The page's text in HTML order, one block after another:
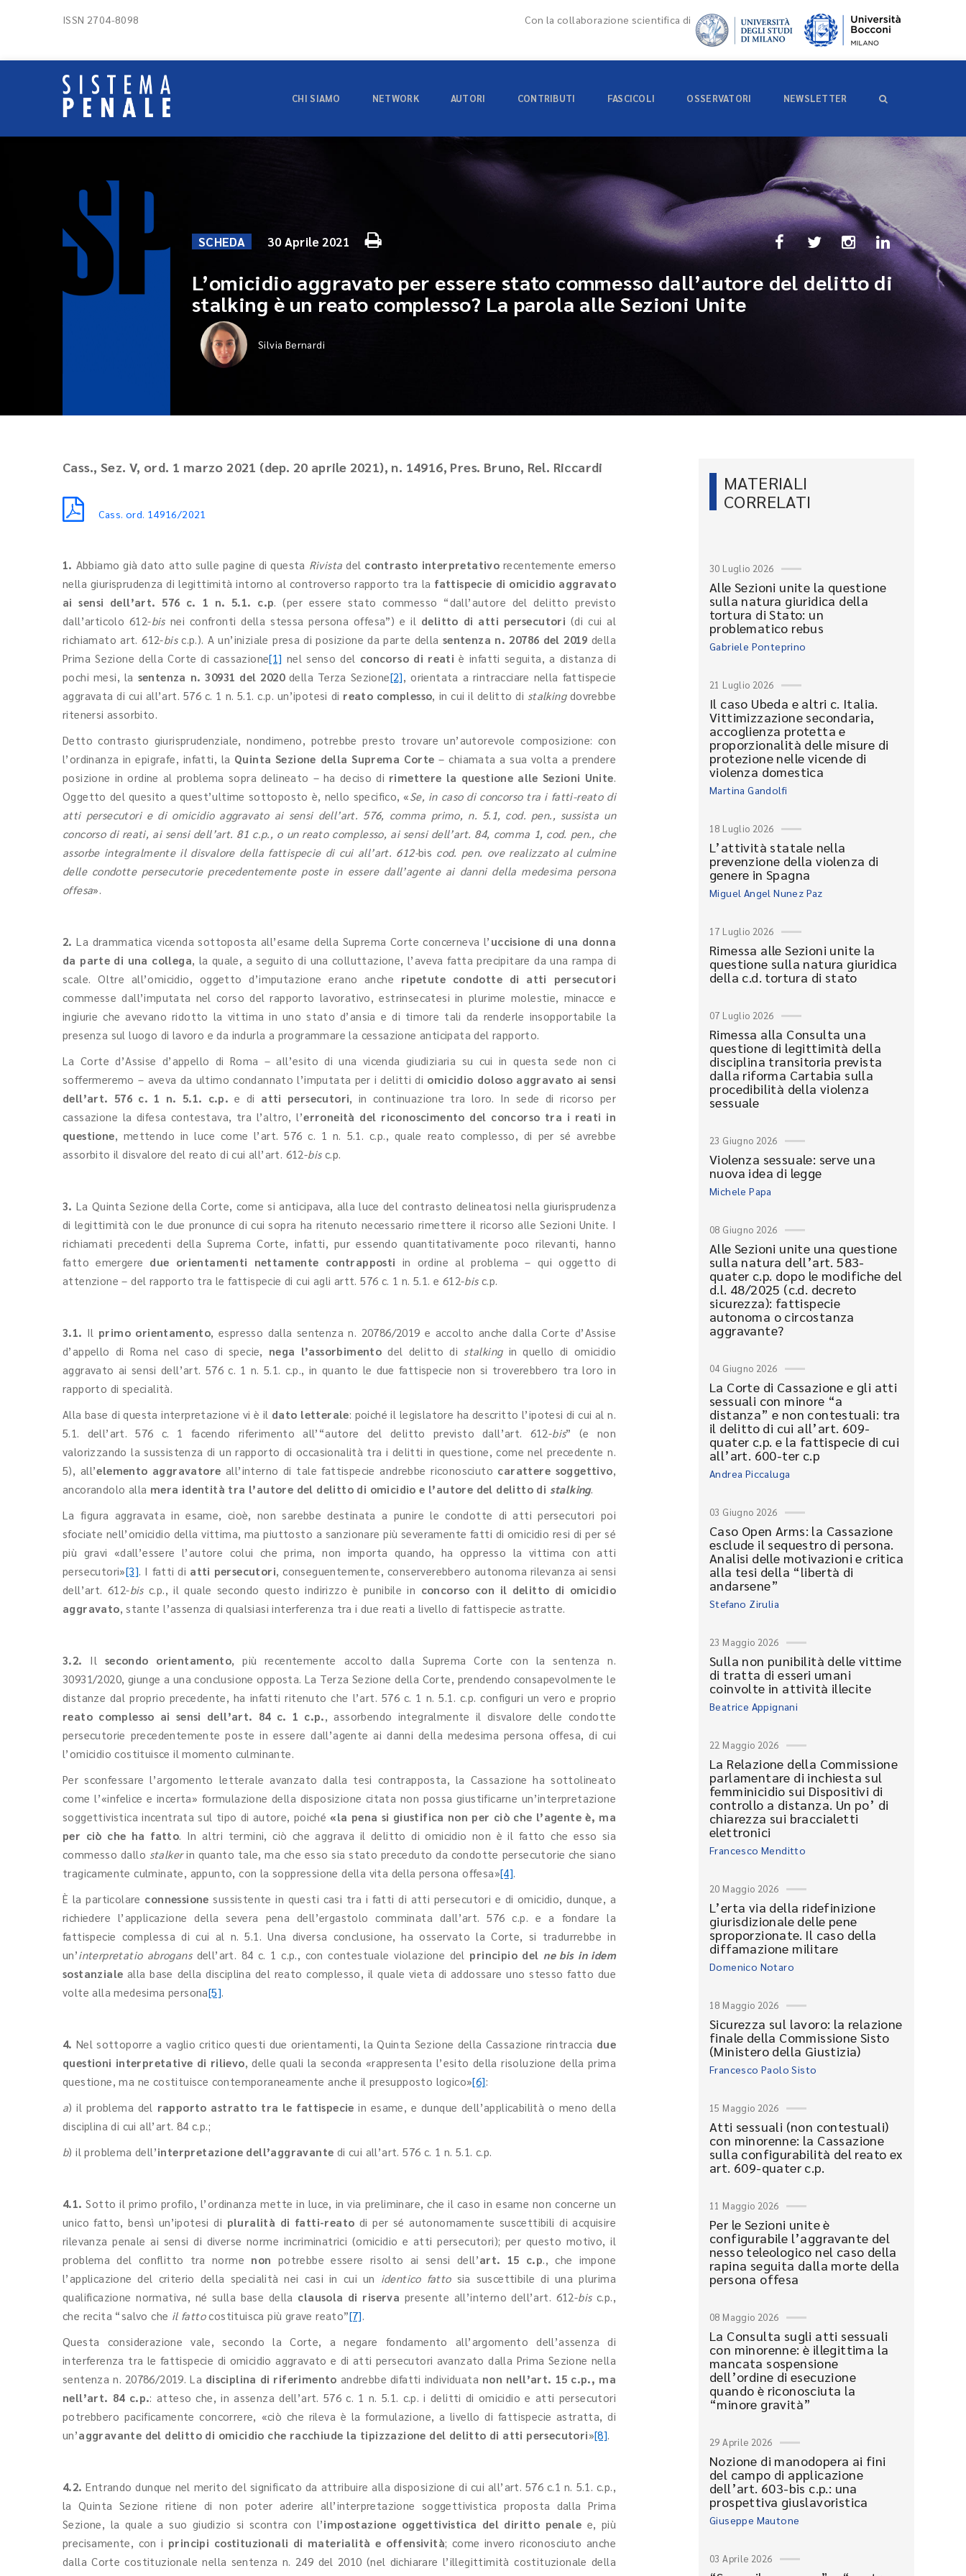
ISSN 2704-8098 Con la collaborazione scientifica di
CHI SIAMO NETWORK AUTORI CONTRIBUTI FASCICOLI OSSERVATORI NEWSLETTER
SCHEDA 30 Aprile 2021
L’omicidio aggravato per essere stato commesso dall’autore del delitto di
stalking è un reato complesso? La parola alle Sezioni Unite
Silvia Bernardi
Cass., Sez. V, ord. 1 marzo 2021 (dep. 20 aprile 2021), n. 14916, Pres. Bruno, Rel. Riccardi
Cass. ord. 14916/2021
1. Abbiamo già dato atto sulle pagine di questa Rivista del contrasto interpretativorecentemente emerso
nella giurisprudenza di legittimità intorno al controverso rapporto tra la fattispecie di omicidio aggravato
ai sensi dell’art. 576 c. 1 n. 5.1. c.p. (per essere stato commesso “dall’autore del delitto previsto
dall’articolo 612-bisnei confronti della stessa persona offesa”) e il delitto di atti persecutori (di cui al
richiamato art. 612-bisc.p.). A un’iniziale presa di posizione da parte della sentenza n. 20786 del 2019 della
Prima Sezione della Corte di cassazione[1] nel senso del concorso di reati è infatti seguita, a distanza di
pochi mesi, la sentenza n. 30931 del 2020 della Terza Sezione[2], orientata a rintracciare nella fattispecie
aggravata di cui all’art. 576 c. 1 n. 5.1. c.p. un’ipotesi di reato complesso, in cui il delitto di stalkingdovrebbe
ritenersi assorbito.
Detto contrasto giurisprudenziale, nondimeno, potrebbe presto trovare un’autorevole composizione: con
l’ordinanza in epigrafe, infatti, la Quinta Sezione della Suprema Corte – chiamata a sua volta a prendere
posizione in ordine al problema sopra delineato – ha deciso di rimettere la questione alle Sezioni Unite.
Oggetto del quesito a quest’ultime sottoposto è, nello specifico, «Se, in caso di concorso tra i fatti-reato di
atti persecutori e di omicidio aggravato ai sensi dell’art. 576, comma primo, n. 5.1, cod. pen., sussista un
concorso di reati, ai sensi dell’art. 81 c.p., o un reato complesso, ai sensi dell’art. 84, comma 1, cod. pen., che
assorbe integralmente il disvalore della fattispecie di cui all’art. 612-bis cod. pen. ove realizzato al culmine
delle condotte persecutorie precedentemente poste in essere dall’agente ai danni della medesima persona
offesa».
2. La drammatica vicenda sottoposta all’esame della Suprema Corte concerneva l’ uccisione di una donna
da parte di una collega, la quale, a seguito di una colluttazione, l’aveva fatta precipitare da una rampa di
scale. Oltre all’omicidio, oggetto d’imputazione erano anche ripetute condotte di atti persecutori
commesse dall’imputata nel corso del rapporto lavorativo, estrinsecatesi in plurime molestie, minacce e
ingiurie che avevano ridotto la vittima in uno stato d’ansia e di timore tali da renderle insopportabile la
presenza sul luogo di lavoro e da indurla a programmare la cessazione anticipata del rapporto.
La Corte d’Assise d’appello di Roma – all’esito di una vicenda giudiziaria su cui in questa sede non ci
soffermeremo – aveva da ultimo condannato l’imputata per i delitti di omicidio doloso aggravato ai sensi
dell’art. 576 c. 1 n. 5.1. c.p. e di atti persecutori, in continuazione tra loro. In sede di ricorso per
cassazione la difesa contestava, tra l’altro, l’erroneità del riconoscimento del concorso tra i reati in
questione, mettendo in luce come l’art. 576 c. 1 n. 5.1. c.p., quale reato complesso, di per sé avrebbe
assorbito il disvalore del reato di cui all’art. 612-bisc.p.
3. La Quinta Sezione della Corte, come si anticipava, alla luce del contrasto delineatosi nella giurisprudenza
di legittimità con le due pronunce di cui sopra ha ritenuto necessario rimettere il ricorso alle Sezioni Unite. I
richiamati precedenti della Suprema Corte, infatti, pur essendo quantitativamente poco rilevanti, hanno
fatto emergere due orientamenti nettamente contrapposti in ordine al problema – qui oggetto di
attenzione – del rapporto tra le fattispecie di cui agli artt. 576 c. 1 n. 5.1. e 612-bisc.p.
3.1. Il primo orientamento, espresso dalla sentenza n. 20786/2019 e accolto anche dalla Corte d’Assise
d’appello di Roma nel caso di specie, nega l’assorbimento del delitto di stalkingin quello di omicidio
aggravato ai sensi dell’art. 576 c. 1 n. 5.1. c.p., in quanto le due fattispecie non si troverebbero tra loro in
rapporto di specialità.
Alla base di questa interpretazione vi è il dato letterale: poiché il legislatore ha descritto l’ipotesi di cui al n.
5.1. dell’art. 576 c. 1 facendo riferimento all’“autore del delitto previsto dall’art. 612-bis” (e non
valorizzando la sussistenza di un rapporto di occasionalità tra i delitti in questione, come nel precedente n.
5), all’elemento aggravatoreall’interno di tale fattispecie andrebbe riconosciuto carattere soggettivo,
ancorandolo alla mera identità tra l’autore del delitto di omicidio e l’autore del delitto di stalking.
La figura aggravata in esame, cioè, non sarebbe destinata a punire le condotte di atti persecutori poi
sfociate nell’omicidio della vittima, ma piuttosto a sanzionare più severamente fatti di omicidio resi di per sé
più gravi «dall’essere l’autore colui che prima, non importa quando, ha oppresso la vittima con atti
persecutori»[3]. I fatti di atti persecutori, conseguentemente, conserverebbero autonoma rilevanza ai sensi
dell’art. 612-bisc.p., il quale secondo questo indirizzo è punibile in concorso con il delitto di omicidio
aggravato, stante l’assenza di qualsiasi interferenza tra i due reati a livello di fattispecie astratte.
3.2. Il secondo orientamento, più recentemente accolto dalla Suprema Corte con la sentenza n.
30931/2020, giunge a una conclusione opposta. La Terza Sezione della Corte, prendendo consapevolmente le
distanze dal proprio precedente, ha infatti ritenuto che l’art. 576 c. 1 n. 5.1. c.p. configuri un vero e proprio
reato complesso ai sensi dell’art. 84 c. 1 c.p., assorbendo integralmente il disvalore delle condotte
persecutorie precedentemente poste in essere dall’agente ai danni della medesima persona offesa, di cui
l’omicidio costituisce il momento culminante.
Per sconfessare l’argomento letterale avanzato dalla tesi contrapposta, la Cassazione ha sottolineato
come l’«infelice e incerta» formulazione della disposizione citata non possa giustificarne un’interpretazione
soggettivistica incentrata sul tipo di autore, poiché«la pena si giustifica non per ciò che l’agente è, ma
per ciò che ha fatto. In altri termini, ciò che aggrava il delitto di omicidio non è il fatto che esso sia
commesso dallo stalkerin quanto tale, ma che esso sia stato preceduto da condotte persecutorie che siano
tragicamente culminate, appunto, con la soppressione della vita della persona offesa»[4].
È la particolare connessione sussistente in questi casi tra i fatti di atti persecutori e di omicidio, dunque, a
richiedere l’applicazione della severa pena dell’ergastolo comminata dall’art. 576 c.p. e a fondare la
fattispecie complessa di cui al n. 5.1. Una diversa conclusione, ha osservato la Corte, si tradurrebbe in
un’interpretatio abrogans dell’art. 84 c. 1 c.p., con contestuale violazione del principio del ne bis in idem
sostanziale alla base della disciplina del reato complesso, il quale vieta di addossare uno stesso fatto due
volte alla medesima persona[5].
4. Nel sottoporre a vaglio critico questi due orientamenti, la Quinta Sezione della Cassazione rintraccia due
questioni interpretative di rilievo, delle quali la seconda «rappresenta l’esito della risoluzione della prima
questione, ma ne costituisce contemporaneamente anche il presupposto logico»[6]:
a) il problema del rapporto astratto tra le fattispecie in esame, e dunque dell’applicabilità o meno della
disciplina di cui all’art. 84 c.p.;
b) il problema dell’interpretazione dell’aggravante di cui all’art. 576 c. 1 n. 5.1. c.p.
4.1. Sotto il primo profilo, l’ordinanza mette in luce, in via preliminare, che il caso in esame non concerne un
unico fatto, bensì un’ipotesi di pluralità di fatti-reato di per sé autonomamente suscettibili di acquisire
rilevanza penale ai sensi di diverse norme incriminatrici (omicidio e atti persecutori); per questo motivo, il
problema del conflitto tra norme non potrebbe essere risolto ai sensi dell’art. 15 c.p., che impone
l’applicazione del criterio della specialità nei casi in cui un identico fattosia suscettibile di una plurima
qualificazione normativa, né sulla base della clausola di riserva presente all’interno dell’art. 612-bisc.p.,
che recita “salvo che il fattocostituisca più grave reato”[7].
Questa considerazione vale, secondo la Corte, a negare fondamento all’argomento dell’assenza di
interferenza tra le fattispecie di omicidio aggravato e di atti persecutori avanzato dalla Prima Sezione nella
sentenza n. 20786/2019. La disciplina di riferimento andrebbe difatti individuata non nell’art. 15 c.p., ma
nell’art. 84 c.p.: atteso che, in assenza dell’art. 576 c. 1 n. 5.1. c.p. i delitti di omicidio e atti persecutori
potrebbero pacificamente concorrere, «ciò che rileva è la formulazione, a livello di fattispecie astratta, di
un’aggravante del delitto di omicidio che racchiude la tipizzazione del delitto di atti persecutori»[8].
4.2. Entrando dunque nel merito del significato da attribuire alla disposizione di cui all’art. 576 c.1 n. 5.1. c.p.,
la Quinta Sezione ritiene di non poter aderire all’interpretazione soggettivistica proposta dalla Prima
Sezione, la quale a suo giudizio si scontra con l’impostazione oggettivistica del diritto penale e, più
precisamente, con i principi costituzionali di materialità e offensività; come invero riconosciuto anche
dalla Corte costituzionale nella sentenza n. 249 del 2010 (nel dichiarare l’illegittimità costituzionale della
MATERIALI
CORRELATI
30 Luglio 2026
Alle Sezioni unite la questione
sulla natura giuridica della
tortura di Stato: un
problematico rebus
Gabriele Ponteprino
21 Luglio 2026
Il caso Ubeda e altri c. Italia.
Vittimizzazione secondaria,
accoglienza protetta e
proporzionalità delle misure di
protezione nelle vicende di
violenza domestica
Martina Gandolfi
18 Luglio 2026
L’attività statale nella
prevenzione della violenza di
genere in Spagna
Miguel Angel Nunez Paz
17 Luglio 2026
Rimessa alle Sezioni unite la
questione sulla natura giuridica
della c.d. tortura di stato
07 Luglio 2026
Rimessa alla Consulta una
questione di legittimità della
disciplina transitoria prevista
dalla riforma Cartabia sulla
procedibilità della violenza
sessuale
23 Giugno 2026
Violenza sessuale: serve una
nuova idea di legge
Michele Papa
08 Giugno 2026
Alle Sezioni unite una questione
sulla natura dell’art. 583-
quater c.p. dopo le modifiche del
d.l. 48/2025 (c.d. decreto
sicurezza): fattispecie
autonoma o circostanza
aggravante?
04 Giugno 2026
La Corte di Cassazione e gli atti
sessuali con minore “a
distanza” e non contestuali: tra
il delitto di cui all’art. 609-
quater c.p. e la fattispecie di cui
all’art. 600-ter c.p
Andrea Piccaluga
03 Giugno 2026
Caso Open Arms: la Cassazione
esclude il sequestro di persona.
Analisi delle motivazioni e critica
alla tesi della “libertà di
andarsene”
Stefano Zirulia
23 Maggio 2026
Sulla non punibilità delle vittime
di tratta di esseri umani
coinvolte in attività illecite
Beatrice Appignani
22 Maggio 2026
La Relazione della Commissione
parlamentare di inchiesta sul
femminicidio sui Dispositivi di
controllo a distanza. Un po’ di
chiarezza sui braccialetti
elettronici
Francesco Menditto
20 Maggio 2026
L’erta via della ridefinizione
giurisdizionale delle pene
sproporzionate. Il caso della
diffamazione militare
Domenico Notaro
18 Maggio 2026
Sicurezza sul lavoro: la relazione
finale della Commissione Sisto
(Ministero della Giustizia)
Francesco Paolo Sisto
15 Maggio 2026
Atti sessuali (non contestuali)
con minorenne: la Cassazione
sulla configurabilità del reato ex
art. 609-quater c.p.
11 Maggio 2026
Per le Sezioni unite è
configurabile l’aggravante del
nesso teleologico nel caso della
rapina seguita dalla morte della
persona offesa
08 Maggio 2026
La Consulta sugli atti sessuali
con minorenne: è illegittima la
mancata sospensione
dell’ordine di esecuzione
quando è riconosciuta la
“minore gravità”
29 Aprile 2026
Nozione di manodopera ai fini
del campo di applicazione
dell’art. 603-bis c.p.: una
prospettiva giuslavoristica
Giuseppe Mautone
03 Aprile 2026